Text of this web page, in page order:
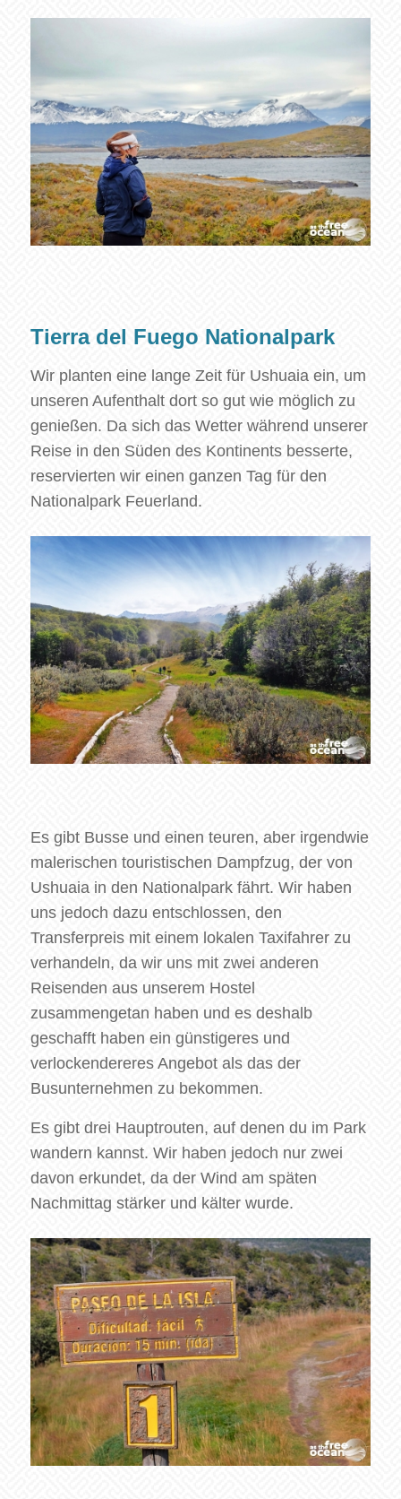
Tierra del Fuego Nationalpark
Wir planten eine lange Zeit für Ushuaia ein, um
unseren Aufenthalt dort so gut wie möglich zu
genießen. Da sich das Wetter während unserer
Reise in den Süden des Kontinents besserte,
reservierten wir einen ganzen Tag für den
Nationalpark Feuerland.
Es gibt Busse und einen teuren, aber irgendwie
malerischen touristischen Dampfzug, der von
Ushuaia in den Nationalpark fährt. Wir haben
uns jedoch dazu entschlossen, den
Transferpreis mit einem lokalen Taxifahrer zu
verhandeln, da wir uns mit zwei anderen
Reisenden aus unserem Hostel
zusammengetan haben und es deshalb
geschafft haben ein günstigeres und
verlockendereres Angebot als das der
Busunternehmen zu bekommen.
Es gibt drei Hauptrouten, auf denen du im Park
wandern kannst. Wir haben jedoch nur zwei
davon erkundet, da der Wind am späten
Nachmittag stärker und kälter wurde.